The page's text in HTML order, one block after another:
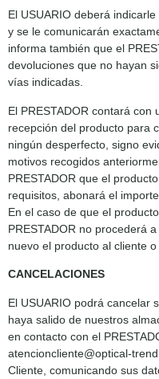
El USUARIO deberá
y se le comunicarán
informa también que el
devoluciones que no hayan
vías indicadas.
El PRESTADOR contará
recepción del producto para
ningún desperfecto, signo
motivos recogidos
PRESTADOR que el
requisitos, abonará el
En el caso de que el
PRESTADOR no procederá
nuevo el producto al cliente o
CANCELACIONES
El USUARIO podrá cancelar
haya salido de nuestros
en contacto con el
atencioncliente@optical-
Cliente, comunicando sus